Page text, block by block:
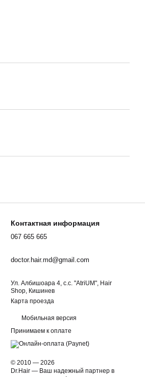
Контактная информация
067 665 665
doctor.hair.md@gmail.com
Ул. Албишоара 4, c.c. "AtriUM", Hair
Shop, Кишинев
Карта проезда
Мобильная версия
Принимаем к оплате
© 2010 — 2026
Dr.Hair — Ваш надежный партнер в